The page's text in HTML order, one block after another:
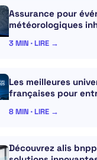
Assurance pour
météorologiques
3 MIN · LIRE →
Les meilleures
françaises pour
8 MIN · LIRE →
Découvrez alis